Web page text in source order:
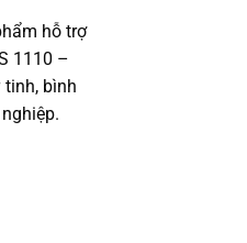
hỗ trợ
1110 –
bình